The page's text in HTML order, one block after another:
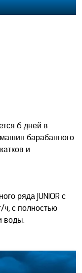
6 дней в
барабанного
и
ряда JUNIOR с
ч, с полностью
воды.